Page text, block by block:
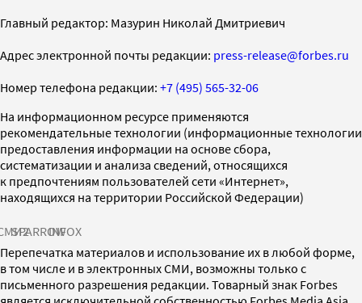
Главный редактор: Мазурин Николай Дмитриевич
Адрес электронной почты редакции: press-release@forbes.ru
Номер телефона редакции: +7 (495) 565-32-06
На информационном ресурсе применяются
рекомендательные технологии (информационные технологии
предоставления информации на основе сбора,
систематизации и анализа сведений, относящихся
к предпочтениям пользователей сети «Интернет»,
находящихся на территории Российской Федерации)
SPARROWINFOX
Перепечатка материалов и использование их в любой форме,
в том числе и в электронных СМИ, возможны только с
письменного разрешения редакции. Товарный знак Forbes